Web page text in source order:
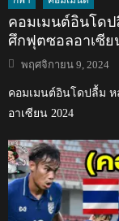
คอมเมนต์อินโด
ศึกฟุตซอลอาเซีย
Posted
on
พฤศจิกายน 9, 2024
คอมเมนต์อินโดปลื้ม
อาเซียน 2024